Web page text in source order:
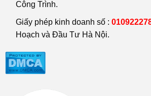
Công Trình.
Giấy phép kinh doanh số :
Hoạch và Đầu Tư Hà Nội.